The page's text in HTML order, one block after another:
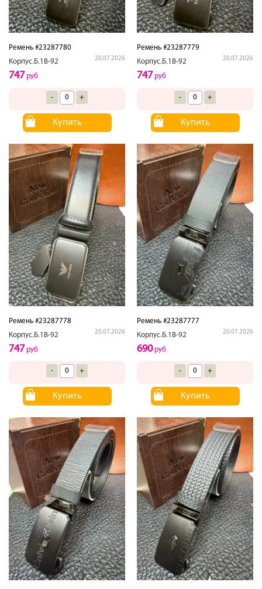
Ремень #23287780
Корпус.Б.1В-92
20.07.2026
747 руб
- +
Купить
Ремень #23287779
Корпус.Б.1В-92
20.07.2026
747 руб
- +
Купить
Ремень #23287778
Корпус.Б.1В-92
20.07.2026
747 руб
- +
Купить
Ремень #23287777
Корпус.Б.1В-92
20.07.2026
690руб
- +
Купить